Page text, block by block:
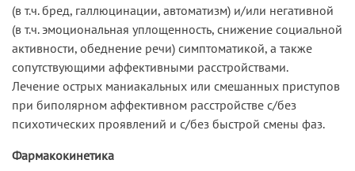
(в т.ч. бред, галлюцинации, автоматизм) и/или негативной
(в т.ч. эмоциональная уплощенность, снижение социальной
активности, обеднение речи) симптоматикой, а также
сопутствующими аффективными расстройствами.
Лечение острых маниакальных или смешанных приступов
при биполярном аффективном расстройстве с/без
психотических проявлений и с/без быстрой смены фаз.
Фармакокинетика